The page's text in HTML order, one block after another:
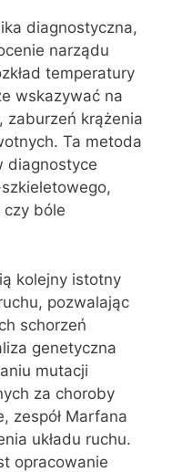
diagnostyczna,
narządu
temperatury
wskazywać na
zaburzeń krążenia
Ta metoda
diagnostyce
czy bóle
kolejny istotny
pozwalając
schorzeń
genetyczna
mutacji
za choroby
zespół Marfana
układu ruchu.
opracowanie